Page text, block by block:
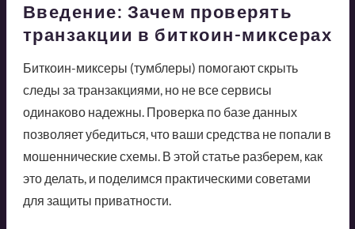
Введение: Зачем проверять
транзакции в биткоин-миксерах
Биткоин-миксеры (тумблеры) помогают скрыть
следы за транзакциями, но не все сервисы
одинаково надежны. Проверка по базе данных
позволяет убедиться, что ваши средства не попали в
мошеннические схемы. В этой статье разберем, как
это делать, и поделимся практическими советами
для защиты приватности.